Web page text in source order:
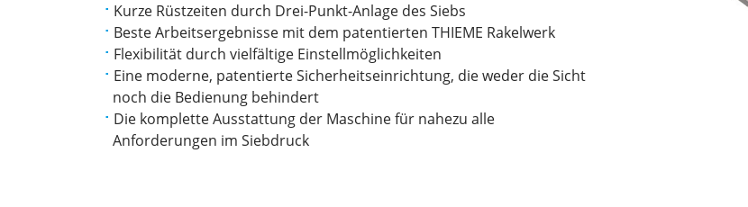
Kurze Rüstzeiten durch Drei-Punkt-Anlage des Siebs
Beste Arbeitsergebnisse mit dem patentierten THIEME Rakelwerk
Flexibilität durch vielfältige Einstellmöglichkeiten
Eine moderne, patentierte Sicherheitseinrichtung, die weder die Sicht
noch die Bedienung behindert
Die komplette Ausstattung der Maschine für nahezu alle
Anforderungen im Siebdruck